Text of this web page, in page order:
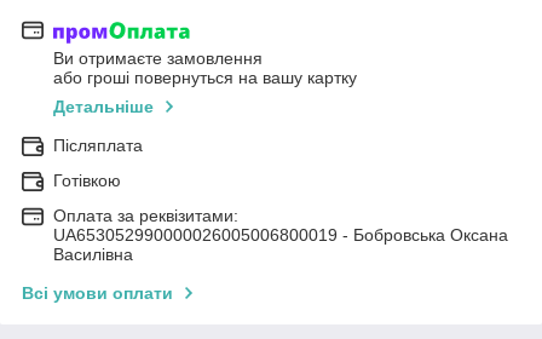
Ви отримаєте замовлення
або гроші повернуться на вашу картку
Детальніше
Післяплата
Готівкою
Оплата за реквізитами:
UA653052990000026005006800019 - Бобровська Оксана
Василівна
Всі умови оплати